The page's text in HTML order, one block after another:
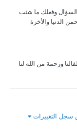
السؤال وفعلك ما شئت
الدنيا والأخرة
ورحمة من الله لنا
التغييرات